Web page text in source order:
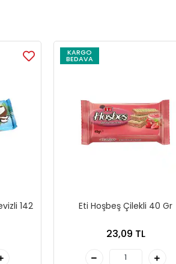
142
KARGO
BEDAVA
Eti Hoşbeş Çilekli 40 Gr
23,09 TL